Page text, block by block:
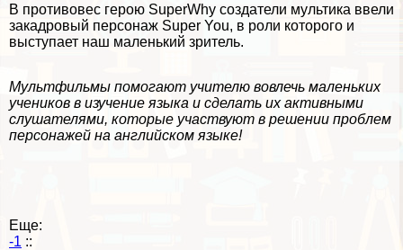
В противовес герою SuperWhy создатели мультика ввели
закадровый персонаж Super You, в роли которого и
выступает наш маленький зритель.
Мультфильмы помогают учителю вовлечь маленьких
учеников в изучение языка и сделать их активными
слушателями, которые участвуют в решении проблем
персонажей на английском языке!
Еще:
-1 ::